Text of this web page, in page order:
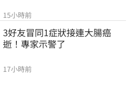
15小時前
3好友冒同1症狀接連大腸癌
逝！專家示警了
17小時前